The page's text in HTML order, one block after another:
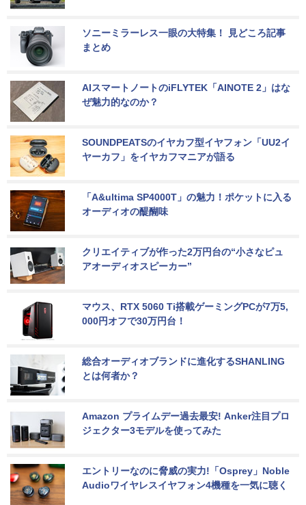
ソニーミラーレス一眼の大特集！ 見どころ記事
まとめ
AIスマートノートのiFLYTEK「AINOTE 2」はな
ぜ魅力的なのか？
SOUNDPEATSのイヤカフ型イヤフォン「UU2イ
ヤーカフ」をイヤカフマニアが語る
「A&ultima SP4000T」の魅力！ポケットに入る
オーディオの醍醐味
クリエイティブが作った2万円台の“小さなピュ
アオーディオスピーカー”
マウス、RTX 5060 Ti搭載ゲーミングPCが7万5,
000円オフで30万円台！
総合オーディオブランドに進化するSHANLING
とは何者か？
Amazon プライムデー過去最安! Anker注目プロ
ジェクター3モデルを使ってみた
エントリーなのに脅威の実力!「Osprey」Noble
Audioワイヤレスイヤフォン4機種を一気に聴く